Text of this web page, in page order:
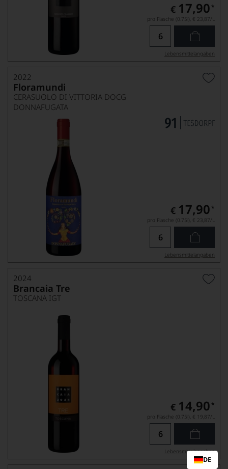
€ 17,90 *
pro Flasche (0.75l), € 23,87/L
Lebensmittel­angaben
2022
Floramundi
CERASUOLO DI VITTORIA DOCG
DONNAFUGATA
€ 17,90 *
pro Flasche (0.75l), € 23,87/L
Lebensmittel­angaben
2024
Brancaia Tre
TOSCANA IGT
€ 14,90 *
pro Flasche (0.75l), € 19,87/L
Lebensmittel­angaben
DE